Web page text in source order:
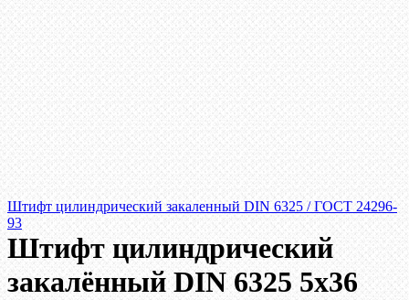
Штифт цилиндрический закаленный DIN 6325 / ГОСТ 24296-
93
Штифт цилиндрический
закалённый DIN 6325 5х36